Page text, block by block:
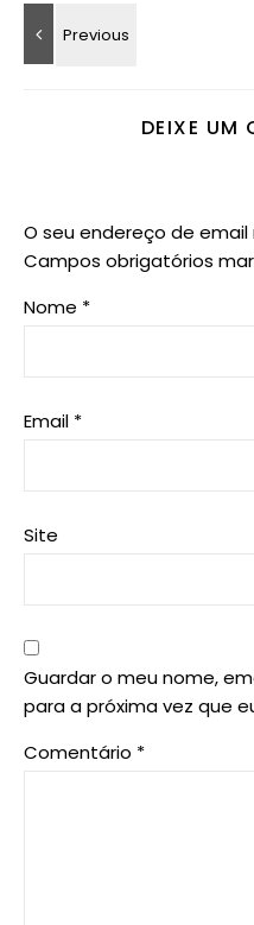
DEIXE UM
O seu endereço de
Campos obrigatórios
Nome *
Email *
Site
Guardar o meu nome,
para a próxima vez que
Comentário *